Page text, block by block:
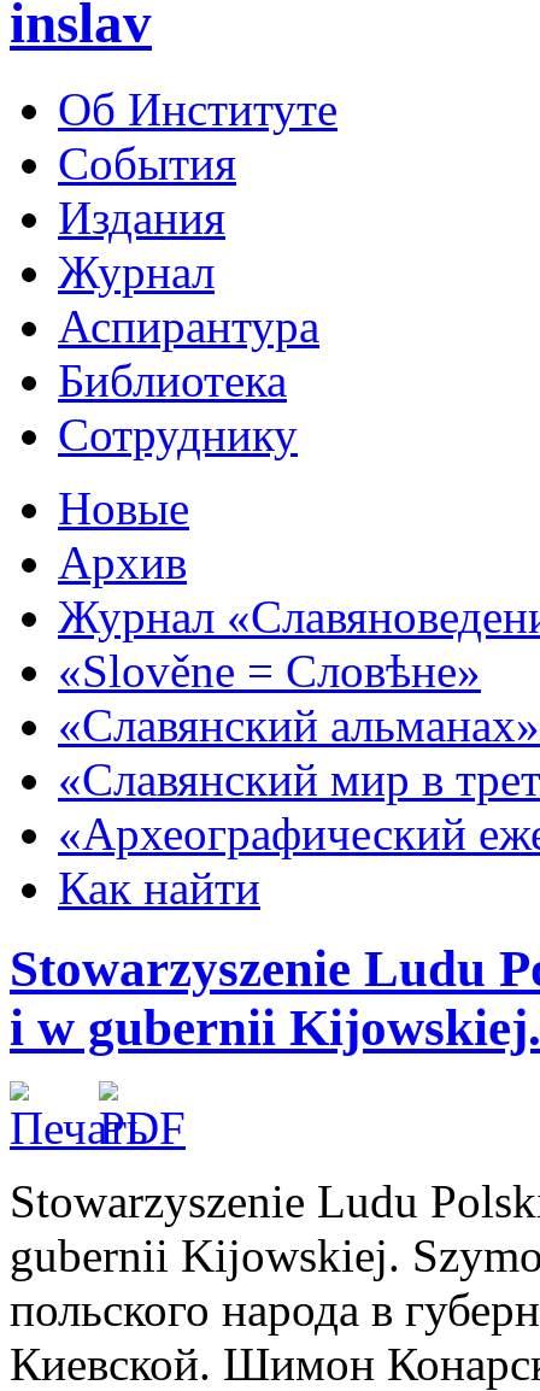
inslav
Об Институте
События
Издания
Журнал
Аспирантура
Библиотека
Сотруднику
Новые
Архив
Журнал
«Slověne = Словѣне»
«Славянский альманах»
«Славянский мир в
«Археографический
Как найти
Stowarzyszenie Ludu
i w gubernii
Stowarzyszenie Ludu
gubernii Kijowskiej.
польского народа в
Киевской. Шимон